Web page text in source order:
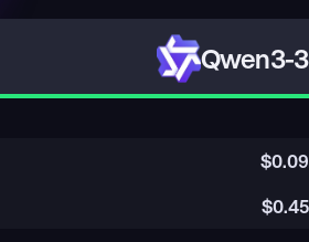
Qwen3-
$0.09
$0.45